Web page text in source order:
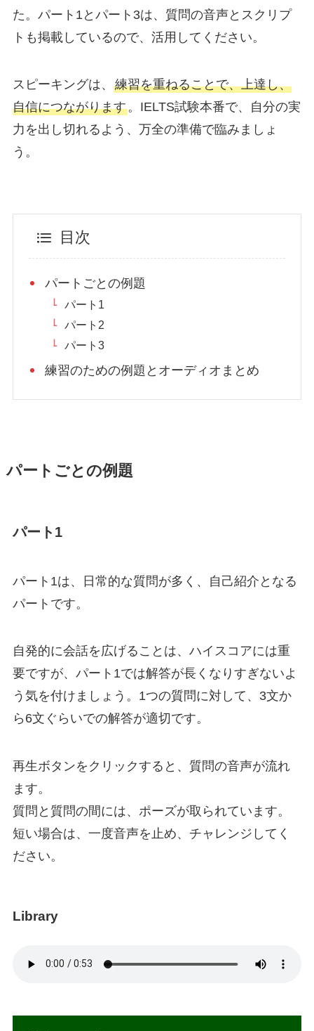
た。パート1とパート3は、質問の音声とスクリプ
トも掲載しているので、活用してください。
スピーキングは、 練習を重ねることで、上達し、
自信につながります。IELTS試験本番で、自分の実
力を出し切れるよう、万全の準備で臨みましょ
う。
目次
パートごとの例題
パート1
パート2
パート3
練習のための例題とオーディオまとめ
パートごとの例題
パート1
パート1は、日常的な質問が多く、自己紹介となる
パートです。
自発的に会話を広げることは、ハイスコアには重
要ですが、パート1では解答が長くなりすぎないよ
う気を付けましょう。1つの質問に対して、3文か
ら6文ぐらいでの解答が適切です。
再生ボタンをクリックすると、質問の音声が流れ
ます。
質問と質問の間には、ポーズが取られています。
短い場合は、一度音声を止め、チャレンジしてく
ださい。
Library